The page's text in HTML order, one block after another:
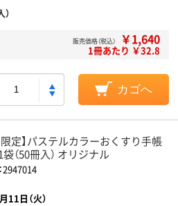
販売価格（税込） ￥1,640
1冊あたり ￥32.8
カゴへ
限定】パステルカラーおくすり手帳
（50冊入） オリジナル
2947014
11日（火）